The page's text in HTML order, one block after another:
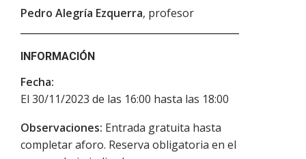
Pedro Alegría Ezquerra, profesor
INFORMACIÓN
Fecha:
El 30/11/2023 de las 16:00 hasta las 18:00
Observaciones: Entrada gratuita hasta
completar aforo. Reserva obligatoria en el